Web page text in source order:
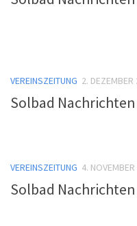
VEREINSZEITUNG 2. DEZEMBER
Solbad
VEREINSZEITUNG 4.
Solbad